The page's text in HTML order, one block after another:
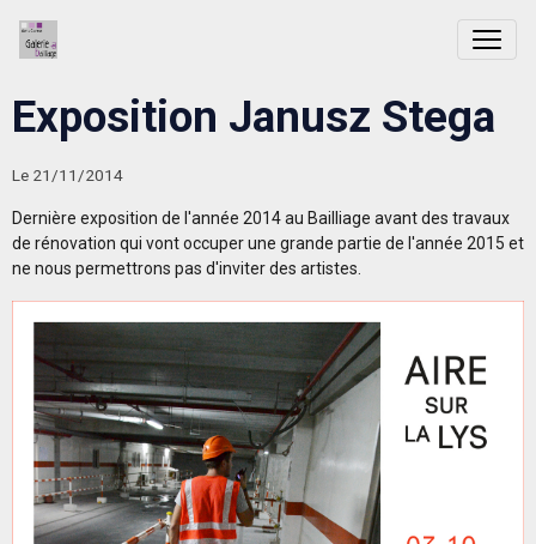
Exposition Janusz Stega
Le 21/11/2014
Dernière exposition de l'année 2014 au Bailliage avant des travaux
de rénovation qui vont occuper une grande partie de l'année 2015 et
ne nous permettrons pas d'inviter des artistes.